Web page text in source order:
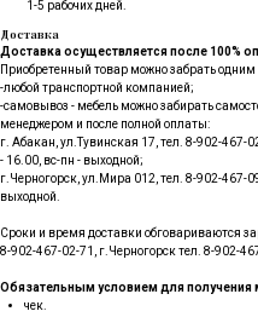
1-5 рабочих дней.
Доставка
Доставка осуществляется после 100%
Приобретенный товар можно забрать одним
-любой транспортной компанией;
-самовывоз - мебель можно забирать
менеджером и после полной оплаты:
г. Абакан, ул.Тувинская 17, тел. 8-902-467-
- 16.00, вс-пн - выходной;
г.Черногорск, ул.Мира 012, тел. 8-902-467-
выходной.
Сроки и время доставки обговариваются
8-902-467-02-71, г.Черногорск тел. 8-902-
Обязательным условием для получения
чек.